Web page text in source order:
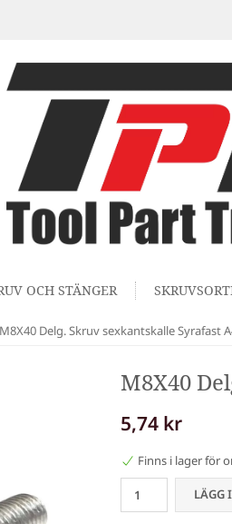
OCH STÄNGER
M8X40 Delg. Skruv sexkantskalle Syrafast
M8X40
5,74 kr
Finns i lager för
LÄGG